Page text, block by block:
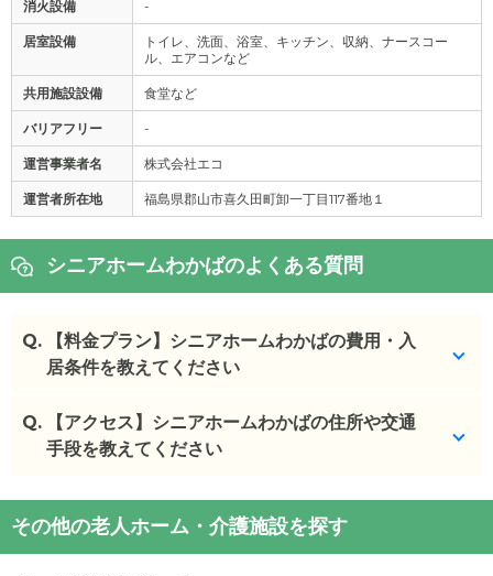
消火設備 -
居室設備
トイレ、洗面、浴室、キッチン、収納、ナースコー
ル、エアコンなど
共用施設設備 食堂など
バリアフリー -
運営事業者名 株式会社エコ
運営者所在地 福島県郡山市喜久田町卸一丁目117番地１
シニアホームわかばのよくある質問
Q.
【料金プラン】シニアホームわかばの費用・入
居条件を教えてください
シニアホームわかばの入居金・月額料金は次のとお
りです。
・月額費用が11.2万円
Q.
【アクセス】シニアホームわかばの住所や交通
手段を教えてください
シニアホームわかばの交通アクセス
・住所：福島県郡山市喜久田町遠北原7-16
・最寄り駅：
その他の老人ホーム・介護施設を探す